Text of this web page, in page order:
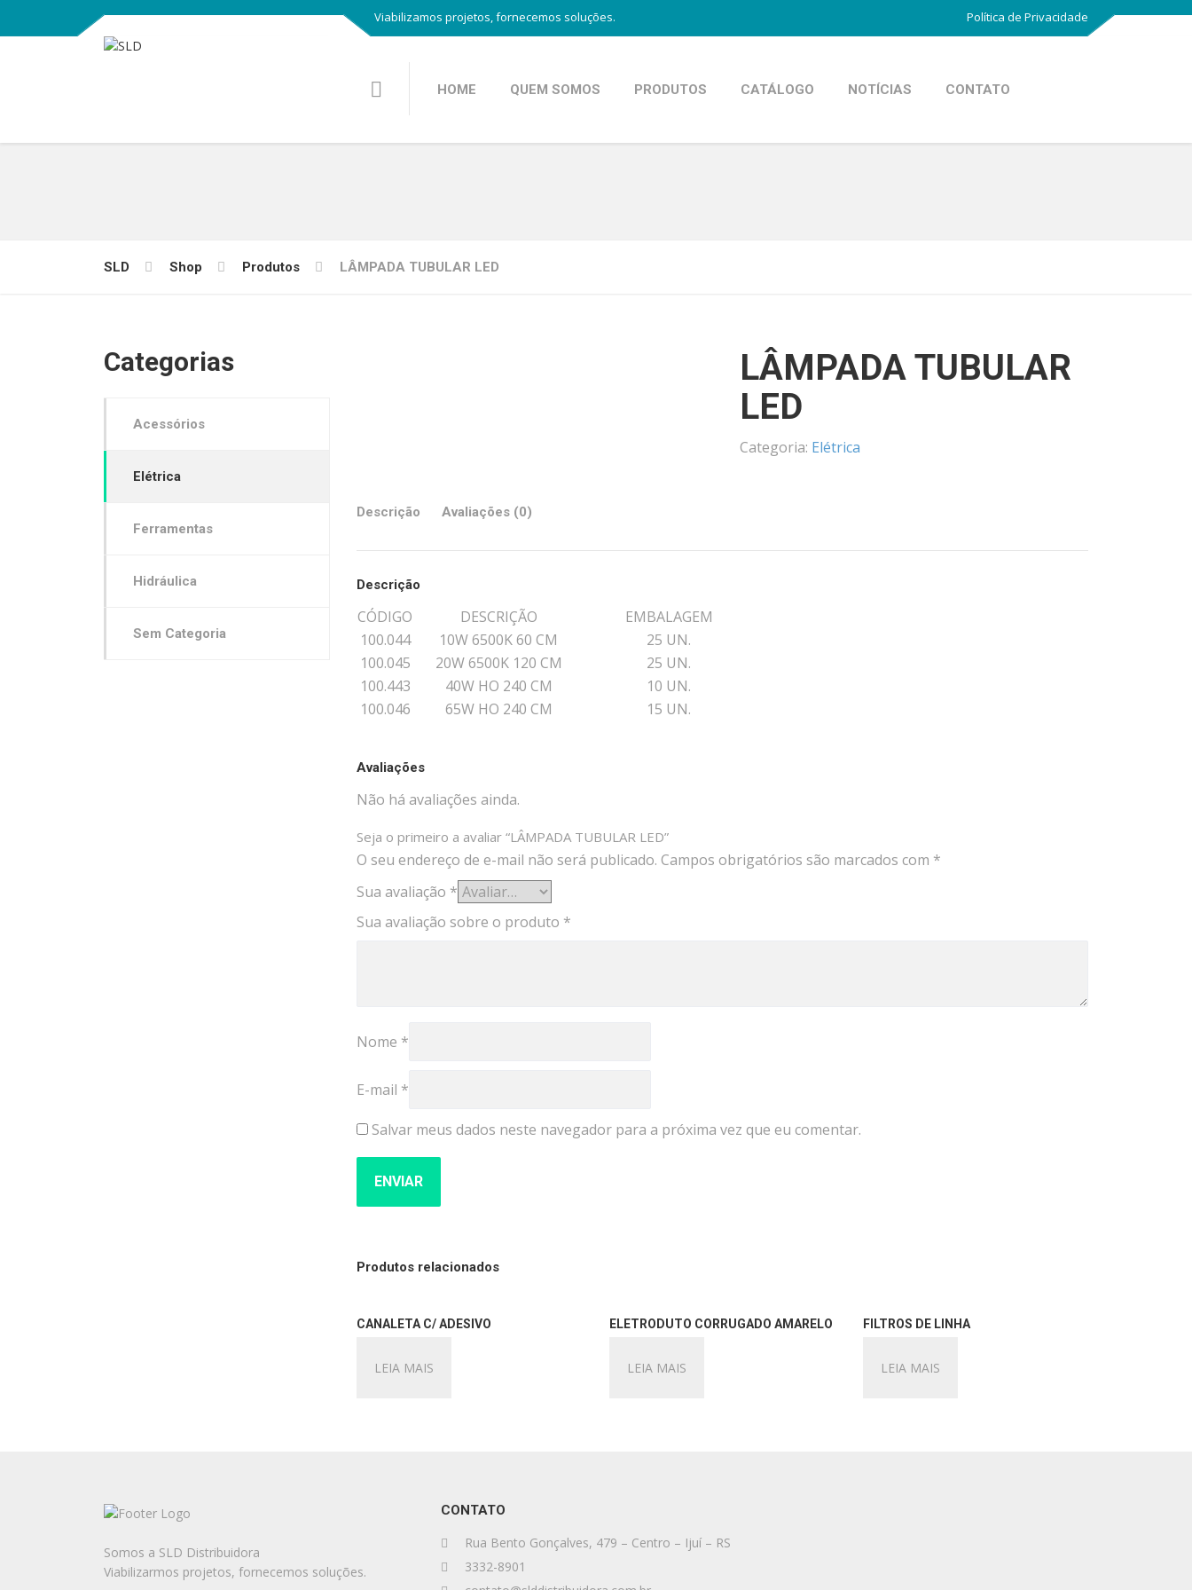
Viabilizamos projetos, fornecemos soluções. Política de Privacidade
HOME QUEM SOMOS PRODUTOS CATÁLOGO NOTÍCIAS CONTATO
SLD Shop Produtos LÂMPADA TUBULAR LED
LÂMPADA TUBULAR
LED
Categoria: Elétrica
Descrição Avaliações (0)
Descrição
CÓDIGO DESCRIÇÃO
EMBALAGEM
100.044
10W 6500K 60 CM
25 UN.
100.045
20W 6500K 120 CM
25 UN.
100.443
40W HO 240 CM
10 UN.
100.046
65W HO 240 CM 15 UN.
Avaliações
Não há avaliações ainda.
Seja o primeiro a avaliar “LÂMPADA TUBULAR LED”
O seu endereço de e-mail não será publicado. Campos obrigatórios são marcados com *
Sua avaliação *
Sua avaliação sobre o produto *
Nome *
E-mail *
Salvar meus dados neste navegador para a próxima vez que eu comentar.
Produtos relacionados
CANALETA C/ ADESIVO
LEIA MAIS
ELETRODUTO CORRUGADO AMARELO
LEIA MAIS
FILTROS DE LINHA
LEIA MAIS
Categorias
Acessórios
Elétrica
Ferramentas
Hidráulica
Sem Categoria
Somos a SLD Distribuidora
Viabilizarmos projetos, fornecemos soluções.
CONTATO
Rua Bento Gonçalves, 479 – Centro – Ijuí – RS
3332-8901